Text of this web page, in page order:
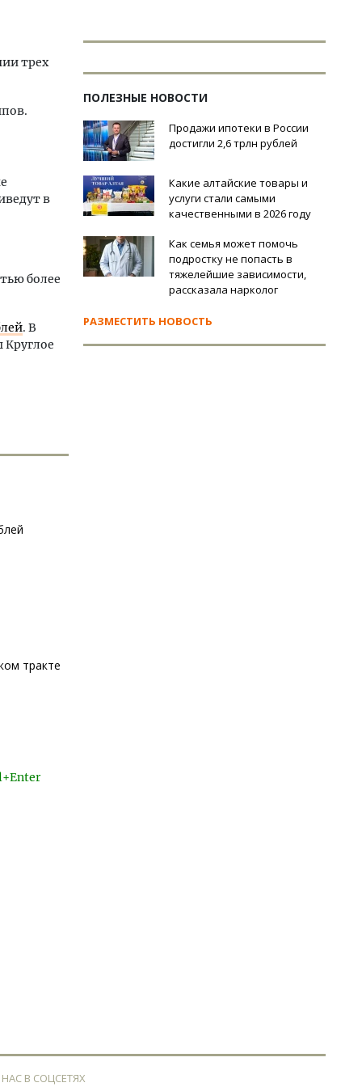
трех
в
более
. В
Круглое
тракте
ПОЛЕЗНЫЕ НОВОСТИ
Продажи ипотеки в России
достигли 2,6 трлн рублей
Какие алтайские товары и
услуги стали самыми
качественными в 2026 году
Как семья может помочь
подростку не попасть в
тяжелейшие зависимости,
рассказала нарколог
РАЗМЕСТИТЬ НОВОСТЬ
В СОЦСЕТЯХ